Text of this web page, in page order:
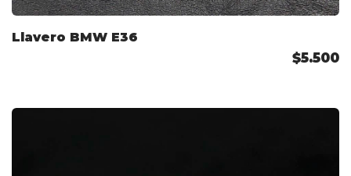
Llavero BMW E36
$5.500